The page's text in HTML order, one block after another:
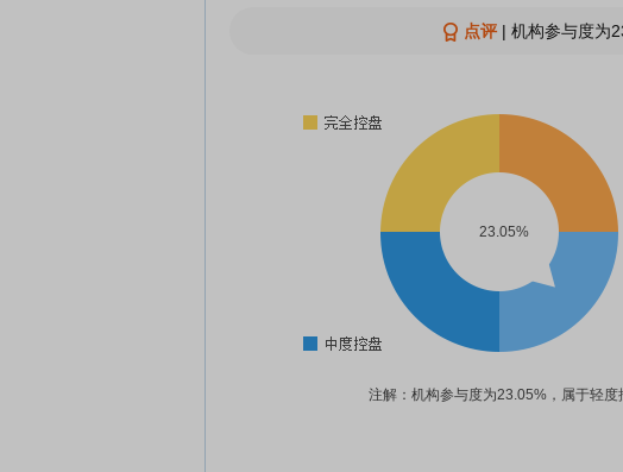
点评| 机构参与度为
23.05%
注解：机构参与度为23.05%，属于轻度